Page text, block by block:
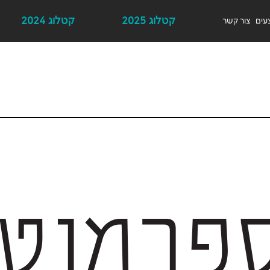
צור קשר קטלוג 2025 קטלוג 2024